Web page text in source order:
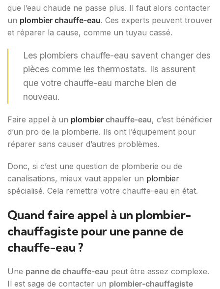
que l’eau chaude ne passe plus. Il faut alors contacter
un plombier chauffe-eau. Ces experts peuvent trouver
et réparer la cause, comme un tuyau cassé.
Les plombiers chauffe-eau savent changer des
pièces comme les thermostats. Ils assurent
que votre chauffe-eau marche bien de
nouveau.
Faire appel à un plombier chauffe-eau, c’est bénéficier
d’un pro de la plomberie. Ils ont l’équipement pour
réparer sans causer d’autres problèmes.
Donc, si c’est une question de plomberie ou de
canalisations, mieux vaut appeler un plombier
spécialisé. Cela remettra votre chauffe-eau en état.
Quand faire appel à un plombier-
chauffagiste pour une panne de
chauffe-eau ?
Une panne de chauffe-eau peut être assez complexe.
Il est sage de contacter un plombier-chauffagiste